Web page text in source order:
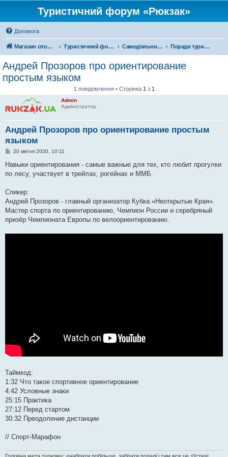
Туристичний форум «Рюкзак»
Допомога
Магазин спорядження Туристичний форум «Рюкзак» Самодіяльний туризм Поради туристам
Андрей Прозоров про ориентирование
простым языком
1 повідомлення • Сторінка 1 з 1
Admin
Адміністратор
Андрей Прозоров про ориентирование простым
языком
П
в
д
л
е
н
н
я
20 квітня 2020, 10:11
Навыки ориентирования - самые важные для тех, кто любит прогулки
по лесу, участвует в трейлах, рогейнах и ММБ.
Спикер:
Андрей Прозоров - главный организатор Кубка «Неоткрытые Края».
Мастер спорта по ориентированию, Чемпион России и серебряный
призёр Чемпионата Европы по велоориентированию.
Таймкод:
1:32 Что такое спортивное ориентирование
4:42 Условные знаки
25:15 Практика
27:12 Перед стартом
30:32 Преодоление дистанции
// Спорт-Марафон
Головна мета туризму: «набрати побільше, забрати подалі і там все це з'їсти»!